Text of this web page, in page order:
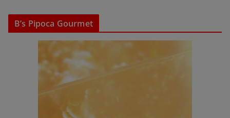
B’s Pipoca Gourmet